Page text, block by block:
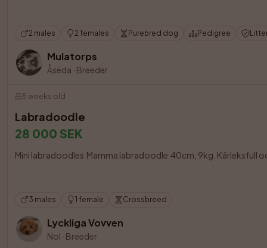
2 males 2 females Purebred dog Pedigree
Mulatorps
Åseda · Breeder
5 weeks old
Labradoodle
28 000 SEK
Mini labradoodles  Mamma labradoodle  40cm, 9kg. Kärleksfull
3 males 1 female Crossbreed
Lyckliga Vovven
Nol · Breeder